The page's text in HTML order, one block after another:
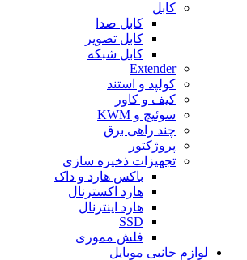
کابل
کابل صدا
کابل تصویر
کابل شبکه
Extender
کولپد و استند
کیف و کاور
سوئیچ و KWM
چند راهی برق
پروژکتور
تجهیزات ذخیره سازی
باکس هارد و داک
هارد اکسترنال
هارد اینترنال
SSD
فلش مموری
لوازم جانبی موبایل